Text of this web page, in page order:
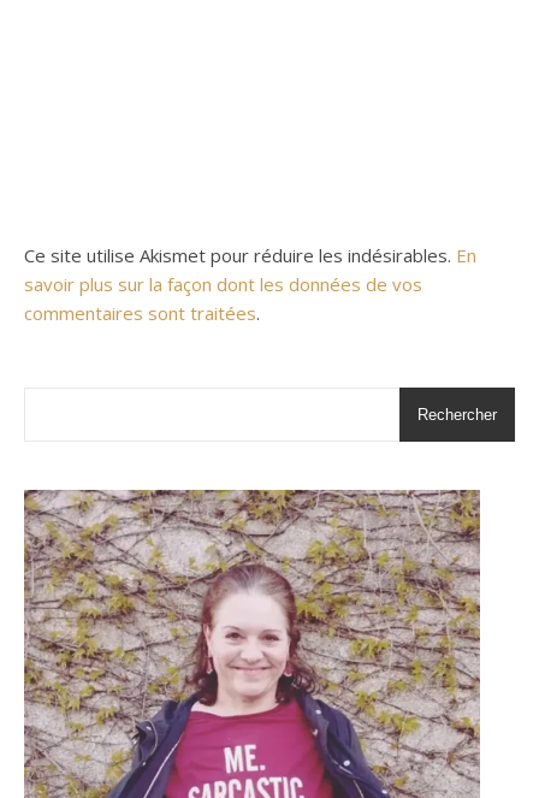
Ce site utilise Akismet pour réduire les indésirables. En
savoir plus sur la façon dont les données de vos
commentaires sont traitées.
Rechercher